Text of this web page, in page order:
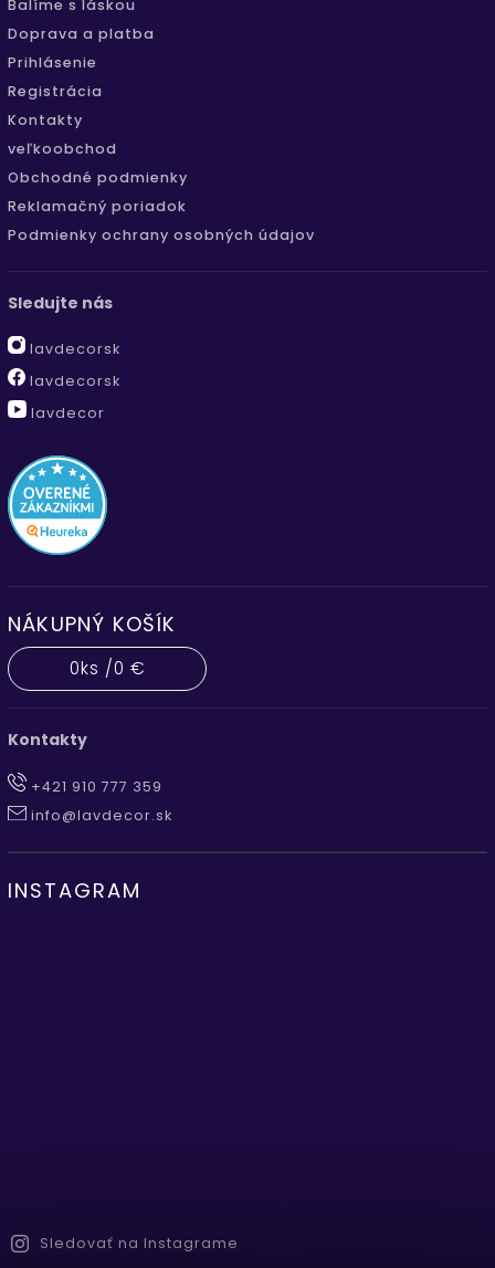
Balíme s láskou
Doprava a platba
Prihlásenie
Registrácia
Kontakty
veľkoobchod
Obchodné podmienky
Reklamačný poriadok
Podmienky ochrany osobných údajov
Sledujte nás
lavdecorsk
lavdecorsk
lavdecor
NÁKUPNÝ KOŠÍK
0ks /0 €
Kontakty
+421 910 777 359
info@lavdecor.sk
INSTAGRAM
Sledovať na Instagrame